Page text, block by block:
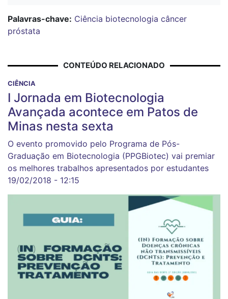
Palavras-chave: Ciência biotecnologia câncer
próstata
CONTEÚDO RELACIONADO
CIÊNCIA
I Jornada em Biotecnologia
Avançada acontece em Patos de
Minas nesta sexta
O evento promovido pelo Programa de Pós-
Graduação em Biotecnologia (PPGBiotec) vai premiar
os melhores trabalhos apresentados por estudantes
19/02/2018 - 12:15